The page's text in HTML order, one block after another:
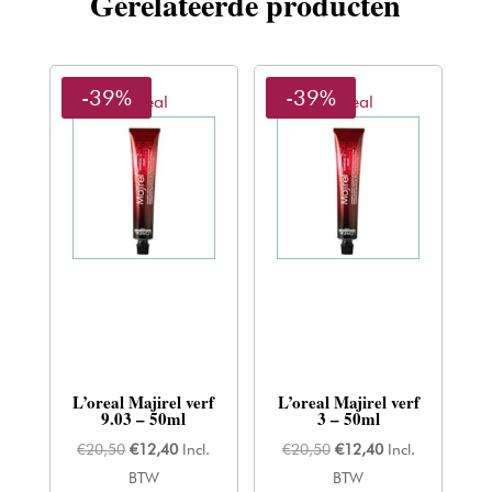
L'oreal
-39%
L’oreal Majirel verf
9.03 – 50ml
€20,50 Oorspronkelijke
prijs
€12,40Huidige
Incl.
BTW
L'oreal
-39%
L’oreal Majirel verf
3 – 50ml
€20,50 Oorspronkelijke
prijs
€12,40Huidige
Incl.
BTW